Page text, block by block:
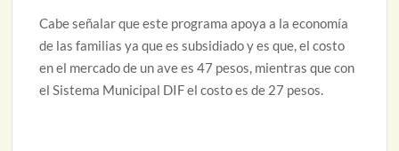
Cabe señalar que este programa apoya a la economía
de las familias ya que es subsidiado y es que, el costo
en el mercado de un ave es 47 pesos, mientras que con
el Sistema Municipal DIF el costo es de 27 pesos.